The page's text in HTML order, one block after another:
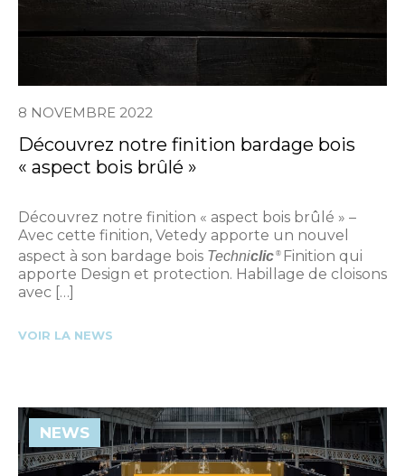
8 NOVEMBRE 2022
Découvrez notre finition bardage bois
« aspect bois brûlé »
Découvrez notre finition « aspect bois brûlé » –
Avec cette finition, Vetedy apporte un nouvel
aspect à son bardage bois Techniclic ®Finition qui
apporte Design et protection. Habillage de cloisons
avec […]
VOIR LA NEWS
NEWS